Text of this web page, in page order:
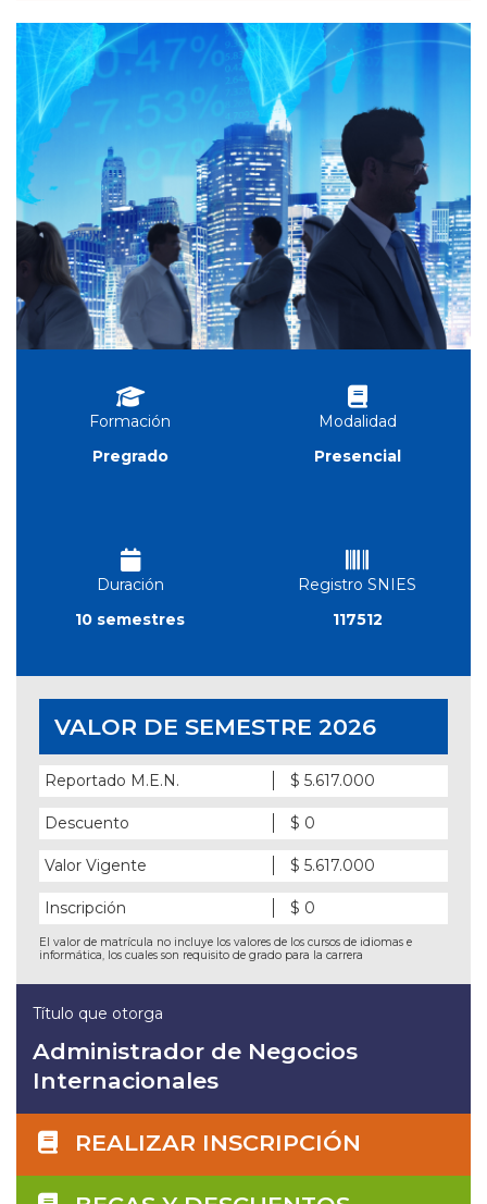
Formación
Pregrado
Modalidad
Presencial
Duración
10 semestres
Registro SNIES
117512
VALOR DE SEMESTRE 2026
Reportado M.E.N. $ 5.617.000
Descuento $ 0
Valor Vigente $ 5.617.000
Inscripción $ 0
El valor de matrícula no incluye los valores de los cursos de idiomas e
informática, los cuales son requisito de grado para la carrera
Título que otorga
Administrador de Negocios
Internacionales
REALIZAR INSCRIPCIÓN